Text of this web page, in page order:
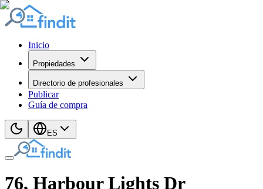
Inicio
Propiedades
Directorio de profesionales
Publicar
Guía de compra
ES
76, Harbour Lights Dr